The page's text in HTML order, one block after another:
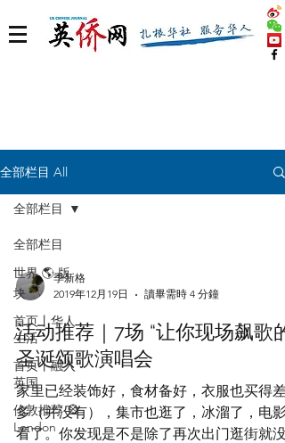
全部栏目 All
全部栏目
世界 🌎 版
块
首页丨华人
生活
首页丨融入
英国
伦敦推荐 🎡
London
全部栏目
季新格
2019年12月19日
讀畢需時 4 分鐘
活动推荐｜7场 “让你现场飙歌的
圣诞颂歌演唱会
家里已经装饰好，食材备好，衣服也买得差
多（并没有），集市也逛了，冰溜了，电影
看了。你发现是不是除了再次出门逛街就没